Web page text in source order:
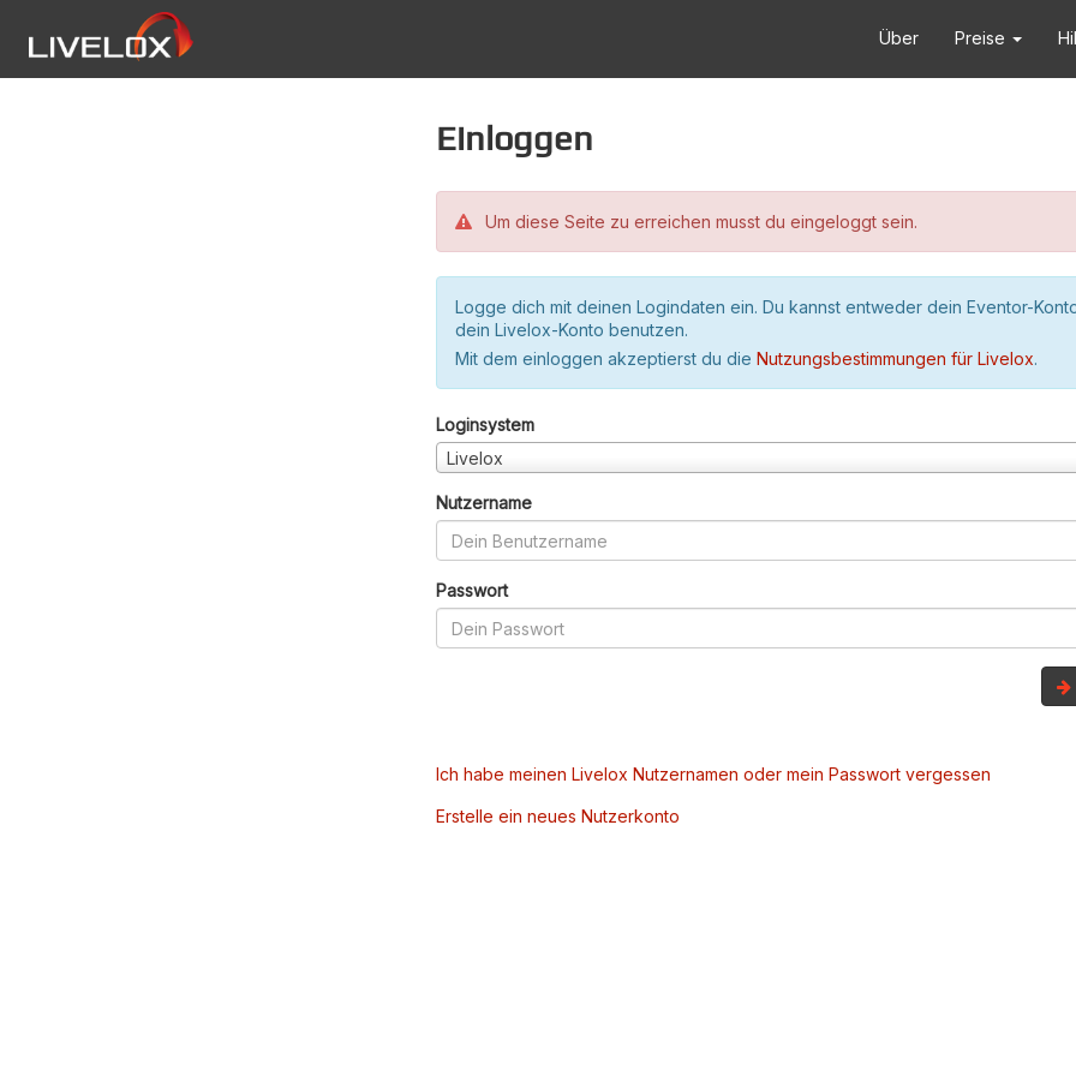
Über Preise
Einloggen
Um diese Seite zu erreichen musst du eingeloggt sein.
Logge dich mit deinen Logindaten ein. Du kannst entweder dein Eventor-
dein Livelox-Konto benutzen.
Mit dem einloggen akzeptierst du die Nutzungsbestimmungen für Livelox.
Loginsystem
Livelox
Nutzername
Passwort
Ich habe meinen Livelox Nutzernamen oder mein Passwort vergessen
Erstelle ein neues Nutzerkonto